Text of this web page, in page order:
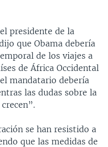
presidente de la
que Obama debería
de los viajes a
de África Occidental
mandatario debería
las dudas sobre la
se han resistido a
que las medidas de